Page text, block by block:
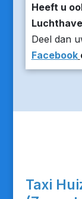
Heeft u
Deel dan
Facebook
Taxi